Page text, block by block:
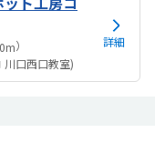
）
口西口教室)
詳細